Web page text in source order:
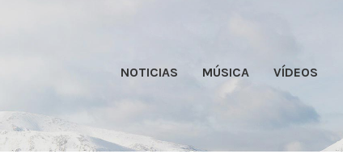
NOTICIAS MÚSICA VÍDEOS